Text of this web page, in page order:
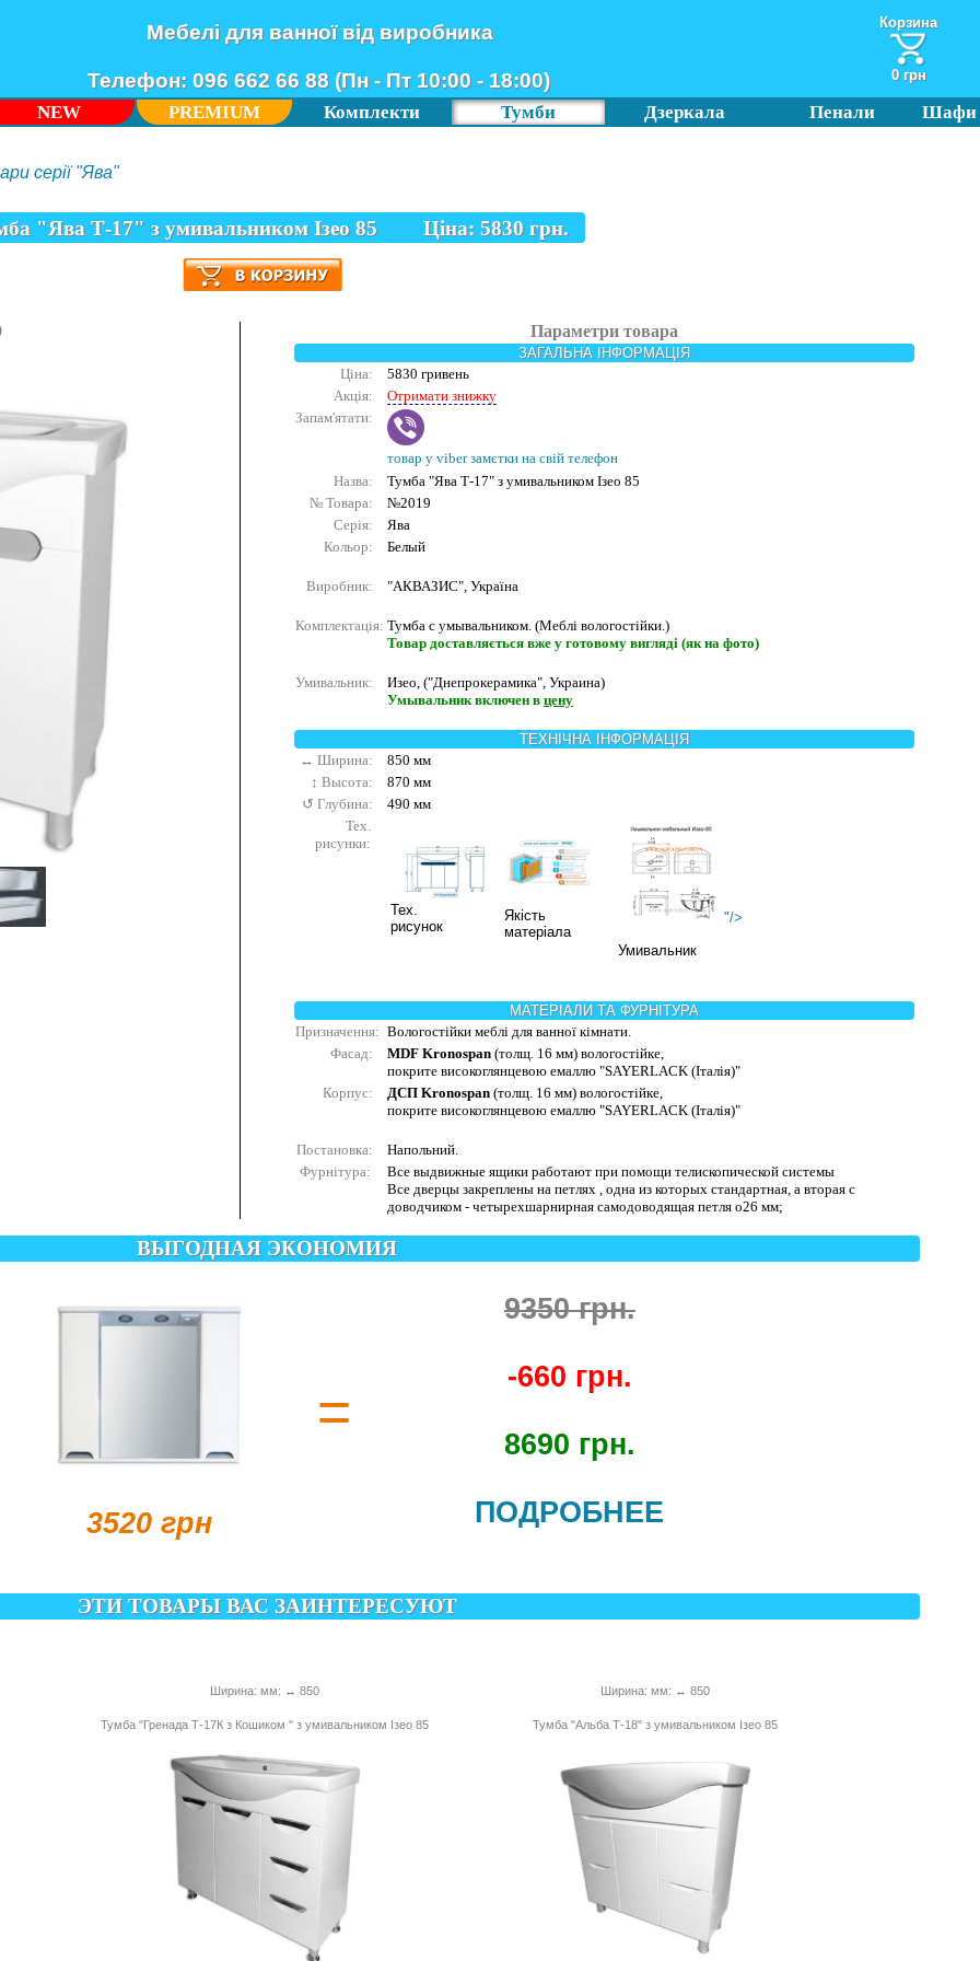
Мебелі для ванної від виробника
Телефон: 096 662 66 88 (Пн - Пт 10:00 - 18:00)
Корзина
0 грн
NEW PREMIUM Комплекти Тумби Дзеркала Пенали Шафи
серії "Ява"
"Ява Т-17" з умивальником Ізео 85 Ціна: 5830грн.
Параметри товара
ЗАГАЛЬНА ІНФОРМАЦІЯ
Ціна:
5830 гривень
Акція:
Отримати знижку
Запам'ятати:
товар у viber замєтки на свій телефон
Назва:
Тумба "Ява Т-17" з умивальником Ізео 85
№ Товара:
№2019
Серія:
Ява
Кольор:
Белый
Виробник: "АКВАЗИС", Україна
Комплектація: Тумба с умывальником. (Меблі вологостійки.)
Товар доставляється вже у готовому вигляді (як на фото)
Умивальник:
Изео, ("Днепрокерамика", Украина)
Умывальник включен в цену
ТЕХНІЧНА ІНФОРМАЦІЯ
↔ Ширина:
850 мм
↕ Высота:
870 мм
↺ Глубина:
490 мм
Тех.
рисунки:
Тех.
рисунок
Якість
матеріала
"/>
Умивальник
МАТЕРІАЛИ ТА ФУРНІТУРА
Призначення: Вологостійки меблі для ванної кімнати.
Фасад:
MDF Kronospan(толщ. 16 мм) вологостійке,
покрите високоглянцевою емаллю "SAYERLACK (Італія)"
Корпус:
ДСП Kronospan(толщ. 16 мм) вологостійке,
покрите високоглянцевою емаллю "SAYERLACK (Італія)"
Постановка:
Напольний.
Фурнітура:
Все выдвижные ящики работают при помощи телископической системы
Все дверцы закреплены на петлях , одна из которых стандартная, а вторая с
доводчиком - четырехшарнирная самодоводящая петля o26 мм;
ВЫГОДНАЯ ЭКОНОМИЯ
3520 грн
=
9350 грн.
-660 грн.
8690 грн.
ПОДРОБНЕЕ
ЭТИ ТОВАРЫ ВАС ЗАИНТЕРЕСУЮТ
Ширина: мм: ↔ 850
Тумба "Гренада Т-17К з Кошиком " з умивальником Ізео 85
Ширина: мм: ↔ 850
Тумба "Альба Т-18" з умивальником Ізео 85